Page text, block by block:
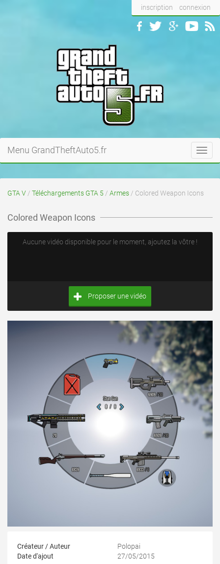
inscription connexion
Menu GrandTheftAuto5.fr
GTA V / Téléchargements GTA 5 / Armes / Colored Weapon Icons
Colored Weapon Icons
Aucune vidéo disponible pour le moment, ajoutez la vôtre !
Proposer une vidéo
Créateur / Auteur
Polopai
Date d'ajout
27/05/2015